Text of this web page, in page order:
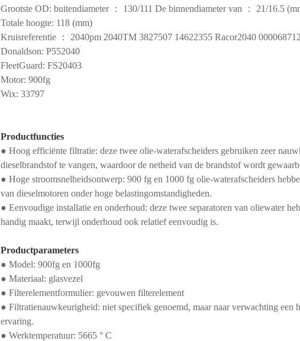
Grootste OD: buitendiameter ： 130/111 De binnendiameter van ： 21/16.5
Totale hoogte: 118 (mm)
Kruisreferentie ： 2040pm 2040TM 3827507 14622355 Racor2040
Donaldson: P552040
FleetGuard: FS20403
Motor: 900fg
Wix: 33797
Productfuncties
● Hoog efficiënte filtratie: deze twee olie-waterafscheiders gebruiken zeer
dieselbrandstof te vangen, waardoor de netheid van de brandstof wordt
● Hoge stroomsnelheidsontwerp: 900 fg en 1000 fg olie-waterafscheiders
van dieselmotoren onder hoge belastingomstandigheden.
● Eenvoudige installatie en onderhoud: deze twee separatoren van oliewater
handig maakt, terwijl onderhoud ook relatief eenvoudig is.
Productparameters
● Model: 900fg en 1000fg
● Materiaal: glasvezel
● Filterelementformulier: gevouwen filterelement
● Filtratienauwkeurigheid: niet specifiek genoemd, maar naar verwachting
ervaring.
● Werktemperatuur: 5665 ° C